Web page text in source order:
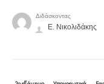
Διδάσκοντας
Ε. Νικολιδάκης